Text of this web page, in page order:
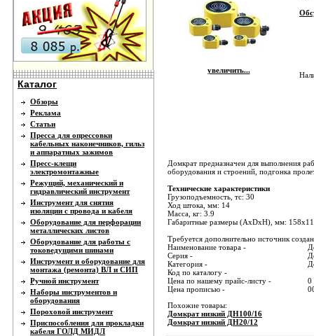
Каталог
Обзоры
Реклама
Статьи
Пресса для опрессовки
кабельных наконечников, гильз
и аппаратных зажимов
Пресс-клещи
электромонтажные
Режущий, механический и
гидравлический инструмент
Инструмент для снятия
изоляции с провода и кабеля
Оборудование для перфорации
металлических листов
Оборудование для работы с
токоведущими шинами
Инструмент и оборудование для
монтажа (ремонта) ВЛ и СИП
Ручной инструмент
Наборы инструментов и
оборудования
Пороховой инструмент
Приспособления для прокладки
кабеля ГОЛД МИДЛ
увеличить...
Домкрат предназначен для выполнения
оборудования и строений, подгонка
Технические характеристики
Грузоподъемность, тс: 30
Ход штока, мм: 14
Масса, кг: 3.9
Габаритные размеры (AxDxH), мм:
Требуется дополнительно источник
Наименование товара -
Серия -
Категория -
Код по каталогу -
Цена по нашему прайс-листу -
0
Цена прописью -
Похожие товары:
Домкрат низкий ДН100/16
Домкрат низкий ДН20/12